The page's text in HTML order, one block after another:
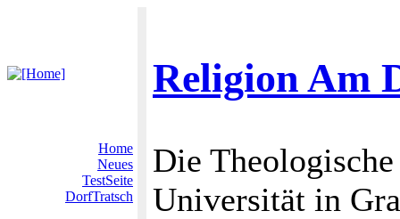
Religion Am
Home
Neues
TestSeite
DorfTratsch
Die
Universität in